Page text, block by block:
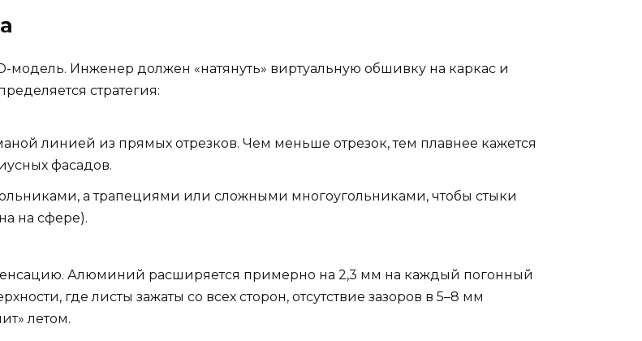
Инженер должен «натянуть» виртуальную обшивку на каркас и
стратегия:
линией из прямых отрезков. Чем меньше отрезок, тем плавнее кажется
фасадов.
а трапециями или сложными многоугольниками, чтобы стыки
на сфере).
Алюминий расширяется примерно на 2,3 мм на каждый погонный
где листы зажаты со всех сторон, отсутствие зазоров в 5–8 мм
летом.